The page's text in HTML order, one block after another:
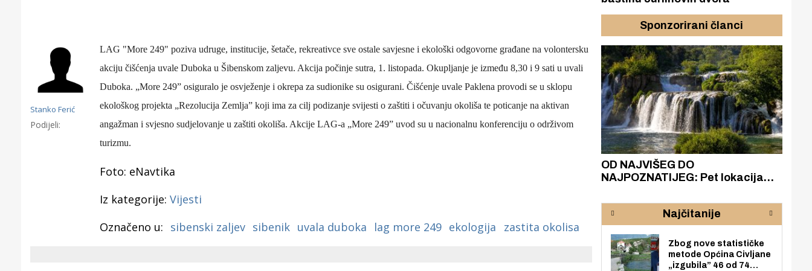
Stanko Ferić
Podijeli:
LAG "More 249" poziva udruge, institucije, šetače, rekreativce sve ostale savjesne i ekološki odgovorne građane na volontersku
akciju čišćenja uvale Duboka u Šibenskom zaljevu. Akcija počinje sutra, 1. listopada. Okupljanje je između 8,30 i 9 sati u uvali
Duboka. „More 249” osiguralo je osvježenje i okrepa za sudionike su osigurani. Čišćenje uvale Paklena provodi se u sklopu
ekološkogprojekta „Rezolucija Zemlja” koji ima za cilj podizanje svijesti o zaštiti i očuvanju okoliša te poticanje na aktivan
angažman i svjesno sudjelovanje u zaštiti okoliša. Akcije LAG-a „More 249” uvod su u nacionalnu konferenciju o održivom
turizmu.
Foto: eNavtika
Iz kategorije: Vijesti
Označeno u: sibenski zaljev sibenik uvala duboka lag more 249 ekologija zastita okolisa
Sponzorirani članci
OD NAJVIŠEG DO
NAJPOZNATIJEG: Pet lokacija
rijeke Krke
Najčitanije
Zbog nove statističke
metode Općina Civljane
„izgubila” 46 od 74